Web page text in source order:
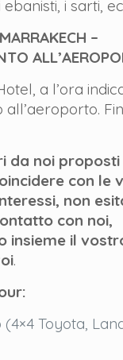
i sarti,
–
a l’ora
da noi proposti
con le
non
con noi,
insieme il
.
Toyota,